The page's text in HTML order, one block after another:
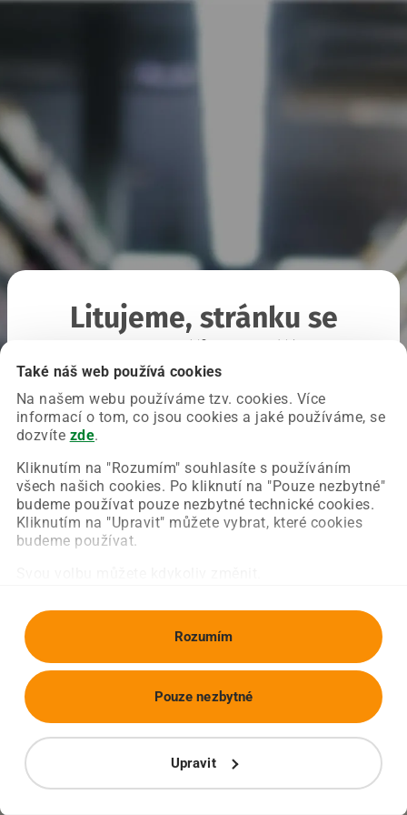
Také náš web používá cookies
Na našem webu používáme tzv. cookies. Více
informací o tom, co jsou cookies a jaké používáme, se
dozvíte zde.
Kliknutím na "Rozumím" souhlasíte s používáním
všech našich cookies. Po kliknutí na "Pouze nezbytné"
budeme používat pouze nezbytné technické cookies.
Kliknutím na "Upravit" můžete vybrat, které cookies
budeme používat.
Rozumím
Upravit
Pouze nezbytné
Litujeme, stránku se
Chyba nastala na naší straně a už ji opravujeme.
Zkuste prosím znovu načíst požadovanou stránku.
Obnovit stránku Úvodní strana